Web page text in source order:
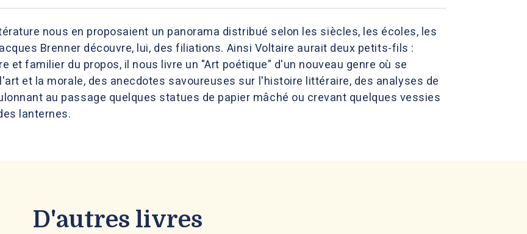
nous en proposaient un panorama distribué selon les siècles, les écoles, les
Brenner découvre, lui, des filiations. Ainsi Voltaire aurait deux petits-fils :
et familier du propos, il nous livre un "Art poétique" d'un nouveau genre où se
et la morale, des anecdotes savoureuses sur l'histoire littéraire, des analyses de
au passage quelques statues de papier mâché ou crevant quelques vessies
lanternes.
D'autres livres